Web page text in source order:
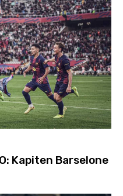
Kapiten Barselone